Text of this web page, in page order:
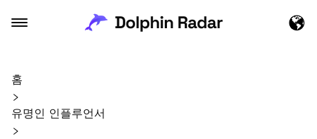
홈
유명인 인플루언서